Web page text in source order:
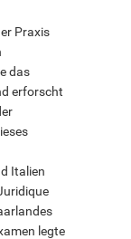
Praxis
das
erforscht
Italien
legte